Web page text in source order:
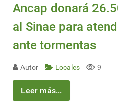
Ancap donará
al Sinae para
ante tormentas
Autor Locales 9
Leer más...